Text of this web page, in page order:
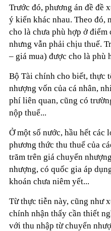
Trước đó, phương án đề đề
ý kiến khác nhau. Theo đó,
cho là chưa phù hợp ở
nhưng vẫn phải chịu thuế.
– giá mua) được cho là phù
Bộ Tài chính cho biết, thực
nhượng vốn của cá nhân,
phí liên quan, cũng có
nộp thuế...
Ở một số nước, hầu hết các
phương thức thu thuế của
trăm trên giá chuyển
nhượng, có quốc gia áp
khoán chưa niêm yết...
Từ thực tiễn này, cũng như
chính nhận thấy cần thiết
với thu nhập từ chuyển